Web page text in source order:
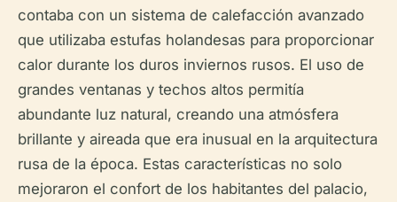
contaba con un sistema de calefacción avanzado
que utilizaba estufas holandesas para proporcionar
calor durante los duros inviernos rusos. El uso de
grandes ventanas y techos altos permitía
abundante luz natural, creando una atmósfera
brillante y aireada que era inusual en la arquitectura
rusa de la época. Estas características no solo
mejoraron el confort de los habitantes del palacio,